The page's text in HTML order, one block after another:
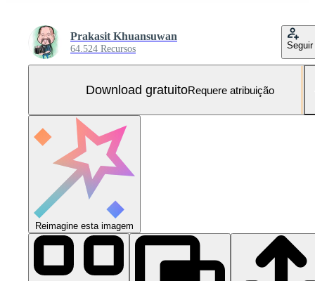
Prakasit Khuansuwan
64.524 Recursos Seguir
Download gratuitoRequere atribuição
Reimagine esta imagem